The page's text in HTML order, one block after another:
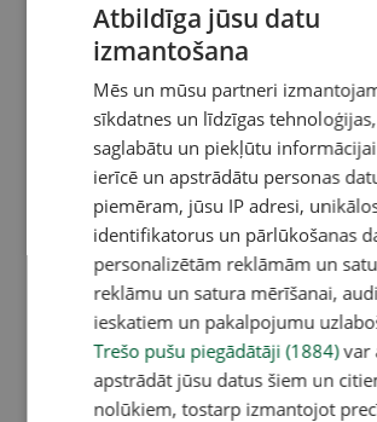
Atbildīga jūsu datu
izmantošana
Mēs un mūsu partneri
sīkdatnes un līdzīgas
saglabātu un piekļūtu
ierīcē un apstrādātu personas
piemēram, jūsu IP adresi,
identifikatorus un pārlūkošanas
personalizētām reklāmām un
reklāmu un satura mērīšanai,
ieskatiem un pakalpojumu
Trešo pušu piegādātāji (1884)var
apstrādāt jūsu datus šiem un
nolūkiem, tostarp izmantojot